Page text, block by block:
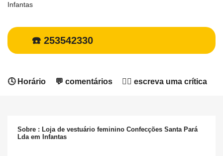
Infantas
☎️ 253542330
🕓 Horário 💬 comentários ✍🏻 escreva uma crítica
Sobre : Loja de vestuário feminino Confecções Santa Pará
Lda em Infantas